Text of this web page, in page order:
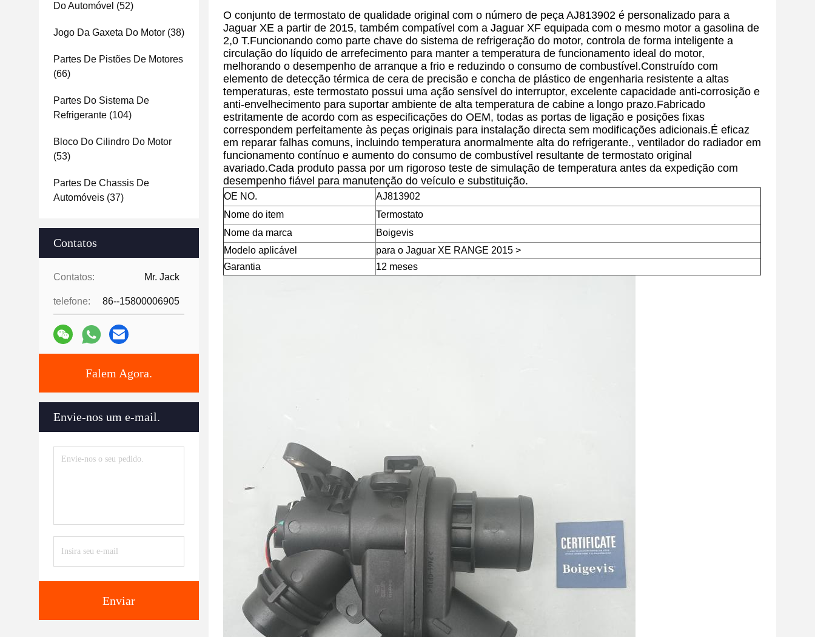
Do Automóvel (52)
Jogo Da Gaxeta Do Motor (38)
Partes De Pistões De Motores
(66)
Partes Do Sistema De
Refrigerante (104)
Bloco Do Cilindro Do Motor
(53)
Partes De Chassis De
Automóveis (37)
Contatos
Contatos: Mr. Jack
telefone: 86--15800006905
Falem Agora.
Envie-nos um e-mail.
Enviar
O conjunto de termostato de qualidade original com o número de peça AJ813902 é personalizado para a
Jaguar XE a partir de 2015, também compatível com a Jaguar XF equipada com o mesmo motor a gasolina de
2,0 T.Funcionando como parte chave do sistema de refrigeração do motor, controla de forma inteligente a
circulação do líquido de arrefecimento para manter a temperatura de funcionamento ideal do motor,
melhorando o desempenho de arranque a frio e reduzindo o consumo de combustível.Construído com
elemento de detecção térmica de cera de precisão e concha de plástico de engenharia resistente a altas
temperaturas, este termostato possui uma ação sensível do interruptor, excelente capacidade anti-corrosição e
anti-envelhecimento para suportar ambiente de alta temperatura de cabine a longo prazo.Fabricado
estritamente de acordo com as especificações do OEM, todas as portas de ligação e posições fixas
correspondem perfeitamente às peças originais para instalação directa sem modificações adicionais.É eficaz
em reparar falhas comuns, incluindo temperatura anormalmente alta do refrigerante., ventilador do radiador em
funcionamento contínuo e aumento do consumo de combustível resultante de termostato original
avariado.Cada produto passa por um rigoroso teste de simulação de temperatura antes da expedição com
desempenho fiável para manutenção do veículo e substituição.
OE NO.
AJ813902
Nome do item
Termostato
Nome da marca
Boigevis
Modelo aplicável
para o Jaguar XE RANGE 2015 >
Garantia
12 meses